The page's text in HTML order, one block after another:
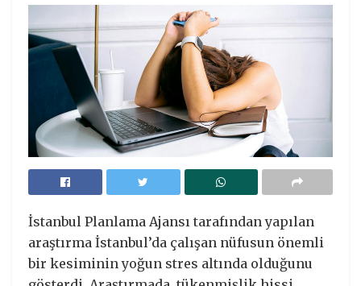
İstanbul Planlama Ajansı tarafından yapılan
araştırma İstanbul’da çalışan nüfusun önemli
bir kesiminin yoğun stres altında olduğunu